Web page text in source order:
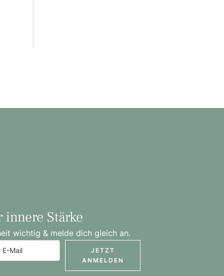
Stärke
wichtig & melde dich gleich an.
JETZT
ANMELDEN